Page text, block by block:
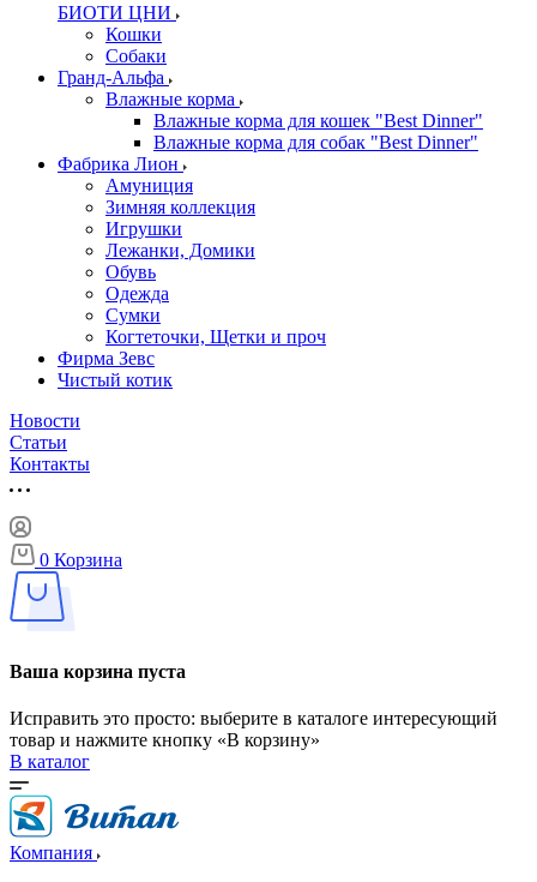
БИОТИ ЦНИ
Кошки
Собаки
Гранд-Альфа
Влажные корма
Влажные корма для кошек "Best Dinner"
Влажные корма для собак "Best Dinner"
Фабрика Лион
Амуниция
Зимняя коллекция
Игрушки
Лежанки, Домики
Обувь
Одежда
Сумки
Когтеточки, Щетки и проч
Фирма Зевс
Чистый котик
Новости
Статьи
Контакты
0 Корзина
Ваша корзина пуста
Исправить это просто: выберите в каталоге интересующий
товар и нажмите кнопку «В корзину»
В каталог
Компания